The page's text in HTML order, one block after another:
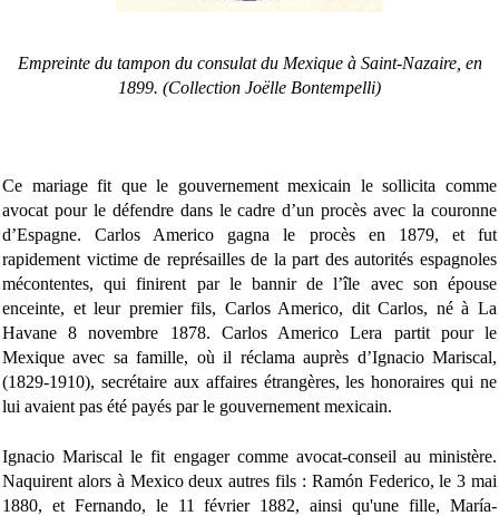
Empreinte du tampon du consulat du Mexique à Saint-Nazaire, en
1899. (Collection Joëlle Bontempelli)
Ce mariage fit que le gouvernement mexicain le sollicita comme
avocat pour le défendre dans le cadre d’un procès avec la couronne
d’Espagne. Carlos Americo gagna le procès en 1879, et fut
rapidement victime de représailles de la part des autorités espagnoles
mécontentes, qui finirent par le bannir de l’île avec son épouse
enceinte, et leur premier fils, Carlos Americo, dit Carlos, né à La
Havane 8 novembre 1878. Carlos Americo Lera partit pour le
Mexique avec sa famille, où il réclama auprès d’Ignacio Mariscal,
(1829-1910), secrétaire aux affaires étrangères, les honoraires qui ne
lui avaient pas été payés par le gouvernement mexicain.
Ignacio Mariscal le fit engager comme avocat-conseil au ministère.
Naquirent alors à Mexico deux autres fils : Ramón Federico, le 3 mai
1880, et Fernando, le 11 février 1882, ainsi qu'une fille, María-